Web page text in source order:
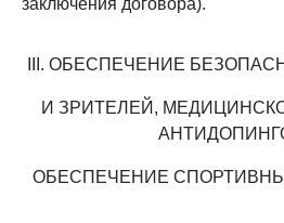
заключения договора).
III. ОБЕСПЕЧЕНИЕ
И ЗРИТЕЛЕЙ,
ОБЕСПЕЧЕНИЕ